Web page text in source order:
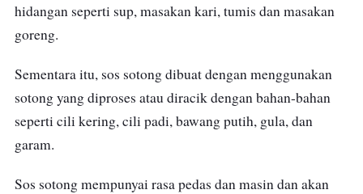
hidangan seperti sup, masakan kari, tumis dan masakan
goreng.
Sementara itu, sos sotong dibuat dengan menggunakan
sotong yang diproses atau diracik dengan bahan-bahan
seperti cili kering, cili padi, bawang putih, gula, dan
garam.
Sos sotong mempunyai rasa pedas dan masin dan akan